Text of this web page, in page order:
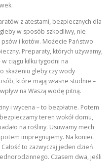
z atestami, bezpiecznych dla
w sposób szkodliwy, nie
i kotów. Możecie Państwo
Preparaty, których używamy,
ciągu kilku tygodni na
skażeniu gleby czy wody
które mają własne studnie –
na Waszą wodę pitną.
i wycena – to bezpłatne. Potem
teren wokół domu,
na rośliny. Usuwamy mech
impregnujemy. Na koniec
to zazwyczaj jeden dzień
Czasem dwa, jeśli